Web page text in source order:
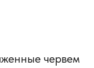
червем